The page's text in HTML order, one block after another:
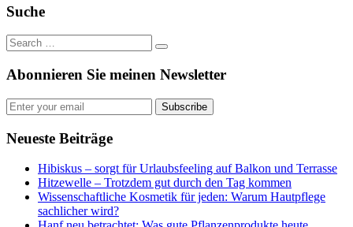
Suche
Abonnieren Sie meinen Newsletter
Subscribe
Neueste Beiträge
Hibiskus – sorgt für Urlaubsfeeling auf Balkon und Terrasse
Hitzewelle – Trotzdem gut durch den Tag kommen
Wissenschaftliche Kosmetik für jeden: Warum Hautpflege
sachlicher wird?